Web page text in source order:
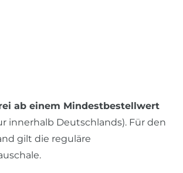
ab einem Mindestbestellwert
innerhalb Deutschlands). Für den
gilt die reguläre